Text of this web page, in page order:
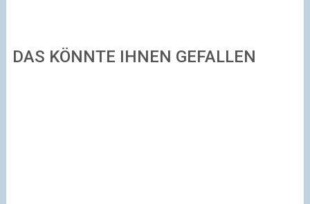
DAS KÖNNTE IHNEN GEFALLEN